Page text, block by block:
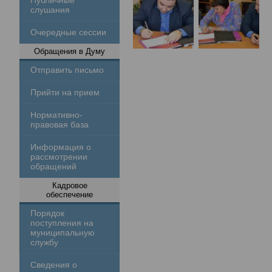
слушания
Очередные сессии
Обращения в Думу
Отправить письмо
Прийти на прием
Нормативно-
правовая база
Информация о
рассмотрении
обращений
Кадровое
обеспечение
Порядок
поступления на
муниципальную
службу
Сведения о